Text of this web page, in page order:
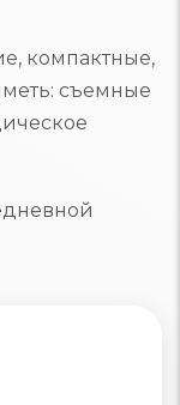
компактные,
съемные